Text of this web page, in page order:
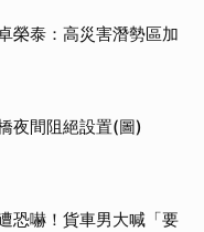
榮泰：高災害潛勢區加
夜間阻絕設置(圖)
恐嚇！貨車男大喊「要